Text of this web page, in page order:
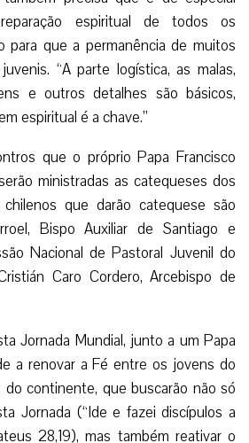
espiritual de todos os
para que a permanência de muitos
“A parte logística, as malas,
e outros detalhes são básicos,
espiritual é a chave.”
que o próprio Papa Francisco
ministradas as catequeses dos
que darão catequese são
Bispo Auxiliar de Santiago e
Nacional de Pastoral Juvenil do
Caro Cordero, Arcebispo de
Jornada Mundial, junto a um Papa
a renovar a Fé entre os jovens do
continente, que buscarão não só
Jornada (“Ide e fazei discípulos a
28,19), mas também reativar o